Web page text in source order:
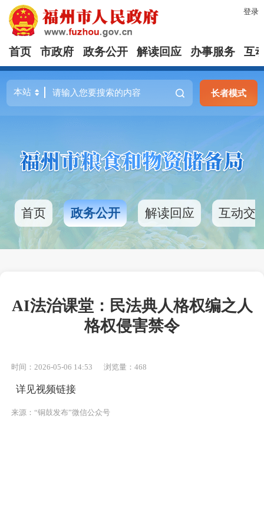
登录
首页 市政府 政务公开 解读回应 办事服务 互
长者模式
首页 政务公开 解读回应 互动交
AI法治课堂：民法典人格权编之人
格权侵害禁令
时间：2026-05-06 14:53 浏览量：468
详见视频链接
来源：“铜鼓发布”微信公众号